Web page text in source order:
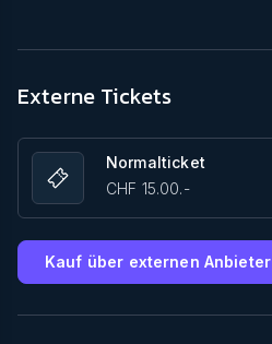
Externe Tickets
Normalticket
CHF 15.00.-
Kauf über externen Anbieter